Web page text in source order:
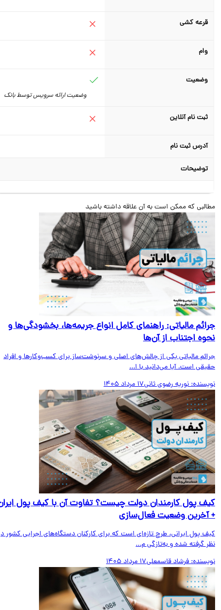
قرعه کشی
وضعیت
وضعیت ارائه سرویس توسط بانک
ثبت نام آنلاین
آدرس ثبت نام
توضیحات
که ممکن است به آن علاقه داشته باشید
مالیاتی: راهنمای کامل انواع جریمه‌ها، بخشودگی‌ها و
اجتناب از آن‌ها
مالیاتی یکی از چالش‌های اصلی و سرنوشت‌ساز برای کسب‌وکارها و افراد
است. آیا می‌دانید با ا...
نوریه رضوی ثانی17 مرداد 1405
پول کارمندان دولت چیست؟ تفاوت آن با کیف پول ایران
وضعیت فعال‌سازی
پول ایرانی، طرح تازه‌ای است که برای کارکنان دستگاه‌های اجرایی کشور در
گرفته شده و به‌تازگی م...
فرشاد قاسمعلی17 مرداد 1405